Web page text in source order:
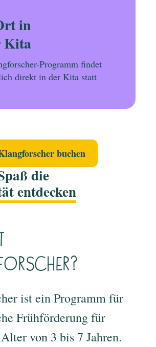
in
Kita
Programm findet
direkt in der Kita statt
buchen
die
entdecken
ist ein Programm für
Frühförderung für
von 3 bis 7 Jahren.